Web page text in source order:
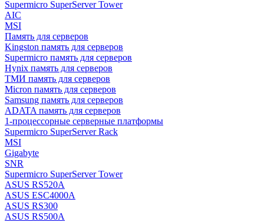
Supermicro SuperServer Tower
AIC
MSI
Память для серверов
Kingston память для серверов
Supermicro память для серверов
Hynix память для серверов
ТМИ память для серверов
Micron память для серверов
Samsung память для серверов
ADATA память для серверов
1-процессорные серверные платформы
Supermicro SuperServer Rack
MSI
Gigabyte
SNR
Supermicro SuperServer Tower
ASUS RS520A
ASUS ESC4000A
ASUS RS300
ASUS RS500A